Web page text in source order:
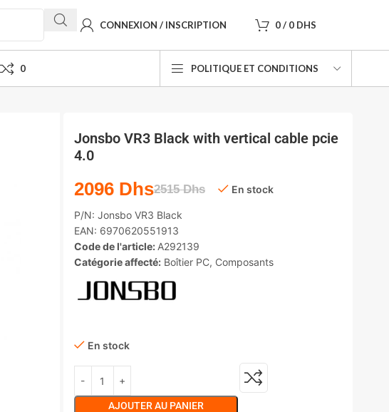
CONNEXION / INSCRIPTION 0/ 0 DHS
0 POLITIQUE ET CONDITIONS
Jonsbo VR3 Black with vertical cable pcie
4.0
2515Dhs
2096 Dhs En stock
P/N: Jonsbo VR3 Black
EAN: 6970620551913
Code de l'article: A292139
Catégorie affecté: Boîtier PC, Composants
En stock
AJOUTER AU PANIER